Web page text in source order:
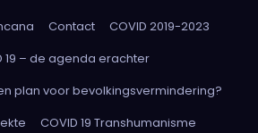
Contact
COVID 2019-2023
19 – de agenda erachter
plan voor bevolkingsvermindering?
COVID 19 Transhumanisme